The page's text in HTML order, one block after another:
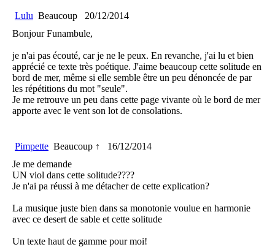
Lulu Beaucoup
20/12/2014
Bonjour Funambule,
je n'ai pas écouté, car je ne le peux. En revanche, j'ai lu et bien
apprécié ce texte très poétique. J'aime beaucoup cette solitude en
bord de mer, même si elle semble être un peu dénoncée de par
les répétitions du mot "seule".
Je me retrouve un peu dans cette page vivante où le bord de mer
apporte avec le vent son lot de consolations.
Pimpette Beaucoup ↑
16/12/2014
Je me demande
UN viol dans cette solitude????
Je n'ai pa réussi à me détacher de cette explication?
La musique juste bien dans sa monotonie voulue en harmonie
avec ce desert de sable et cette solitude
Un texte haut de gamme pour moi!